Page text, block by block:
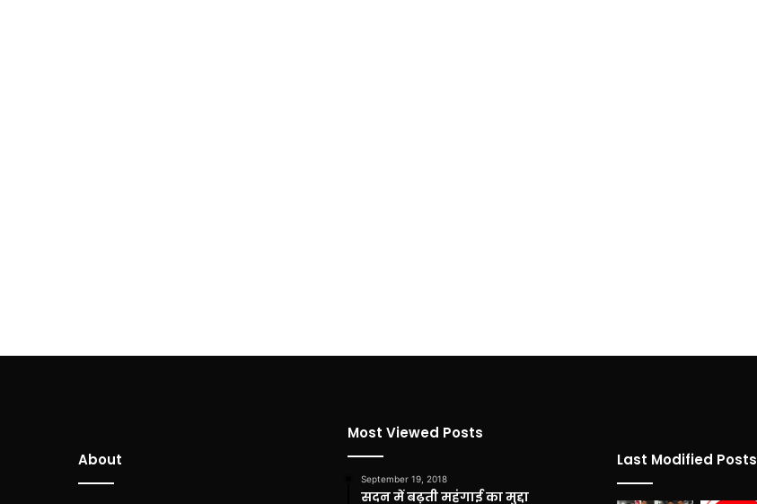
About
Most Viewed Posts
September 19, 2018
सदन में बढ़ती महंगाई का मुद्दा
Last Modified Posts